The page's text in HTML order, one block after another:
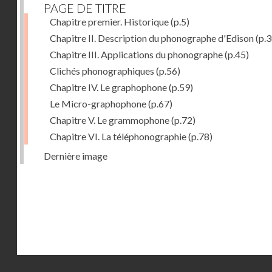
PAGE DE TITRE
Chapitre premier. Historique(p.5)
Chapitre II. Description du phonographe d'Edison
Chapitre III. Applications du phonographe(p.45)
Clichés phonographiques (p.56)
Chapitre IV. Le graphophone(p.59)
Le Micro-graphophone(p.67)
Chapitre V. Le grammophone(p.72)
Chapitre VI. La téléphonographie(p.78)
Dernière image